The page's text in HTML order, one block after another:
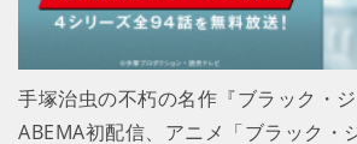
手塚治虫の不朽の名作『ブラック・
ABEMA初配信、アニメ「ブラック・